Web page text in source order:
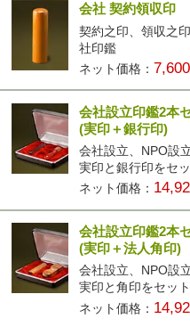
会社 契約領収印
契約之印、領収之
社印鑑
ネット価格：
会社設立印鑑2本
(実印＋銀行印)
会社設立、NPO設
実印と銀行印をセ
ネット価格：
会社設立印鑑2本
(実印＋法人角印)
会社設立、NPO設
実印と角印をセッ
ネット価格：